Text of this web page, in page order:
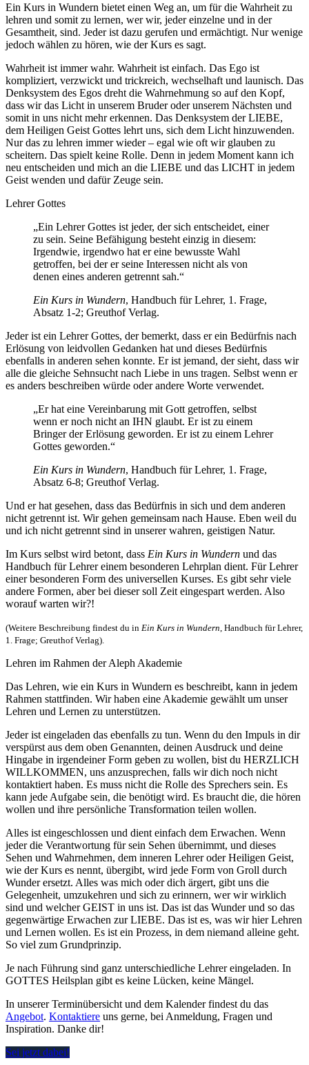
Ein Kurs in Wundern bietet einen Weg an, um für die Wahrheit zu
lehren und somit zu lernen, wer wir, jeder einzelne und in der
Gesamtheit, sind. Jeder ist dazu gerufen und ermächtigt. Nur wenige
jedoch wählen zu hören, wie der Kurs es sagt.
Wahrheit ist immer wahr. Wahrheit ist einfach. Das Ego ist
kompliziert, verzwickt und trickreich, wechselhaft und launisch. Das
Denksystem des Egos dreht die Wahrnehmung so auf den Kopf,
dass wir das Licht in unserem Bruder oder unserem Nächsten und
somit in uns nicht mehr erkennen. Das Denksystem der LIEBE,
dem Heiligen Geist Gottes lehrt uns, sich dem Licht hinzuwenden.
Nur das zu lehren immer wieder – egal wie oft wir glauben zu
scheitern. Das spielt keine Rolle. Denn in jedem Moment kann ich
neu entscheiden und mich an die LIEBE und das LICHT in jedem
Geist wenden und dafür Zeuge sein.
Lehrer Gottes
„Ein Lehrer Gottes ist jeder, der sich entscheidet, einer
zu sein. Seine Befähigung besteht einzig in diesem:
Irgendwie, irgendwo hat er eine bewusste Wahl
getroffen, bei der er seine Interessen nicht als von
denen eines anderen getrennt sah.“
Ein Kurs in Wundern, Handbuch für Lehrer, 1. Frage,
Absatz 1-2; Greuthof Verlag.
Jeder ist ein Lehrer Gottes, der bemerkt, dass er ein Bedürfnis nach
Erlösung von leidvollen Gedanken hat und dieses Bedürfnis
ebenfalls in anderen sehen konnte. Er ist jemand, der sieht, dass wir
alle die gleiche Sehnsucht nach Liebe in uns tragen. Selbst wenn er
es anders beschreiben würde oder andere Worte verwendet.
„Er hat eine Vereinbarung mit Gott getroffen, selbst
wenn er noch nicht an IHN glaubt. Er ist zu einem
Bringer der Erlösung geworden. Er ist zu einem Lehrer
Gottes geworden.“
Ein Kurs in Wundern, Handbuch für Lehrer, 1. Frage,
Absatz 6-8; Greuthof Verlag.
Und er hat gesehen, dass das Bedürfnis in sich und dem anderen
nicht getrennt ist. Wir gehen gemeinsam nach Hause. Eben weil du
und ich nicht getrennt sind in unserer wahren, geistigen Natur.
Im Kurs selbst wird betont, dass Ein Kurs in Wundern und das
Handbuch für Lehrer einem besonderen Lehrplan dient. Für Lehrer
einer besonderen Form des universellen Kurses. Es gibt sehr viele
andere Formen, aber bei dieser soll Zeit eingespart werden. Also
worauf warten wir?!
(Weitere Beschreibung findest du in Ein Kurs in Wundern , Handbuch für Lehrer,
1. Frage; Greuthof Verlag).
Lehren im Rahmen der Aleph Akademie
Das Lehren, wie ein Kurs in Wundern es beschreibt, kann in jedem
Rahmen stattfinden. Wir haben eine Akademie gewählt um unser
Lehren und Lernen zu unterstützen.
Jeder ist eingeladen das ebenfalls zu tun. Wenn du den Impuls in dir
verspürst aus dem oben Genannten, deinen Ausdruck und deine
Hingabe in irgendeiner Form geben zu wollen, bist du HERZLICH
WILLKOMMEN, uns anzusprechen, falls wir dich noch nicht
kontaktiert haben. Es muss nicht die Rolle des Sprechers sein. Es
kann jede Aufgabe sein, die benötigt wird. Es braucht die, die hören
wollen und ihre persönliche Transformation teilen wollen.
Alles ist eingeschlossen und dient einfach dem Erwachen. Wenn
jeder die Verantwortung für sein Sehen übernimmt, und dieses
Sehen und Wahrnehmen, dem inneren Lehrer oder Heiligen Geist,
wie der Kurs es nennt, übergibt, wird jede Form von Groll durch
Wunder ersetzt. Alles was mich oder dich ärgert, gibt uns die
Gelegenheit, umzukehren und sich zu erinnern, wer wir wirklich
sind und welcher GEIST in uns ist. Das ist das Wunder und so das
gegenwärtige Erwachen zur LIEBE. Das ist es, was wir hier Lehren
und Lernen wollen. Es ist ein Prozess, in dem niemand alleine geht.
So viel zum Grundprinzip.
Je nach Führung sind ganz unterschiedliche Lehrer eingeladen. In
GOTTES Heilsplan gibt es keine Lücken, keine Mängel.
In unserer Terminübersicht und dem Kalender findest du das
Angebot. Kontaktiere uns gerne, bei Anmeldung, Fragen und
Inspiration. Danke dir!
Sei jetzt dabei!